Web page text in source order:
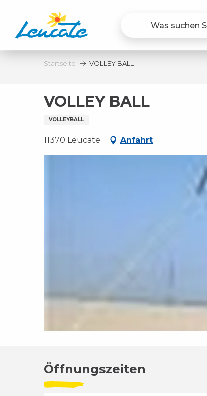
contenu
principal
Startseite VOLLEY BALL
VOLLEY BALL
VOLLEYBALL
11370 Leucate Anfahrt
Öffnungszeiten